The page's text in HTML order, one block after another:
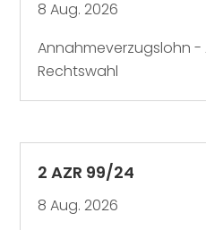
8 Aug. 2026
Annahmeverzugslohn
Rechtswahl
2 AZR 99/24
8 Aug. 2026